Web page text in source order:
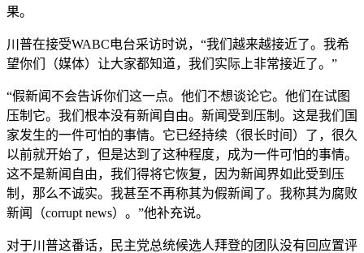
果。
川普在接受WABC电台采访时说，“我们越来越接近了。我希
望你们（媒体）让大家都知道，我们实际上非常接近了。”
“假新闻不会告诉你们这一点。他们不想谈论它。他们在试图
压制它。我们根本没有新闻自由。新闻受到压制。这是我们国
家发生的一件可怕的事情。它已经持续（很长时间）了，很久
以前就开始了，但是达到了这种程度，成为一件可怕的事情。
这不是新闻自由，我们得将它恢复，因为新闻界如此受到压
制，那么不诚实。我甚至不再称其为假新闻了。我称其为腐败
新闻（corrupt news）。”他补充说。
对于川普这番话，民主党总统候选人拜登的团队没有回应置评